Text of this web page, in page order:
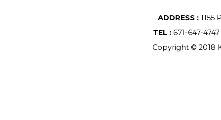
ADDRESS : 1155
TEL : 671-647-
Copyright © 2018